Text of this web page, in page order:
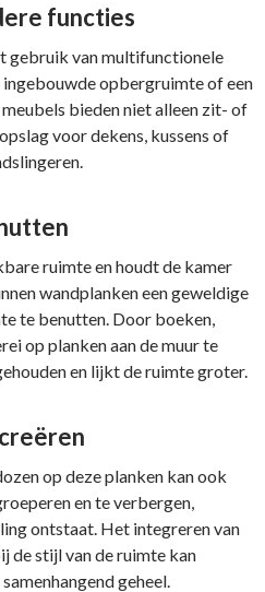
functies
gebruik van multifunctionele
ingebouwde opbergruimte of een
bieden niet alleen zit- of
voor dekens, kussens of
ruimte en houdt de kamer
wandplanken een geweldige
te benutten. Door boeken,
op planken aan de muur te
en lijkt de ruimte groter.
op deze planken kan ook
en te verbergen,
ontstaat. Het integreren van
de stijl van de ruimte kan
geheel.